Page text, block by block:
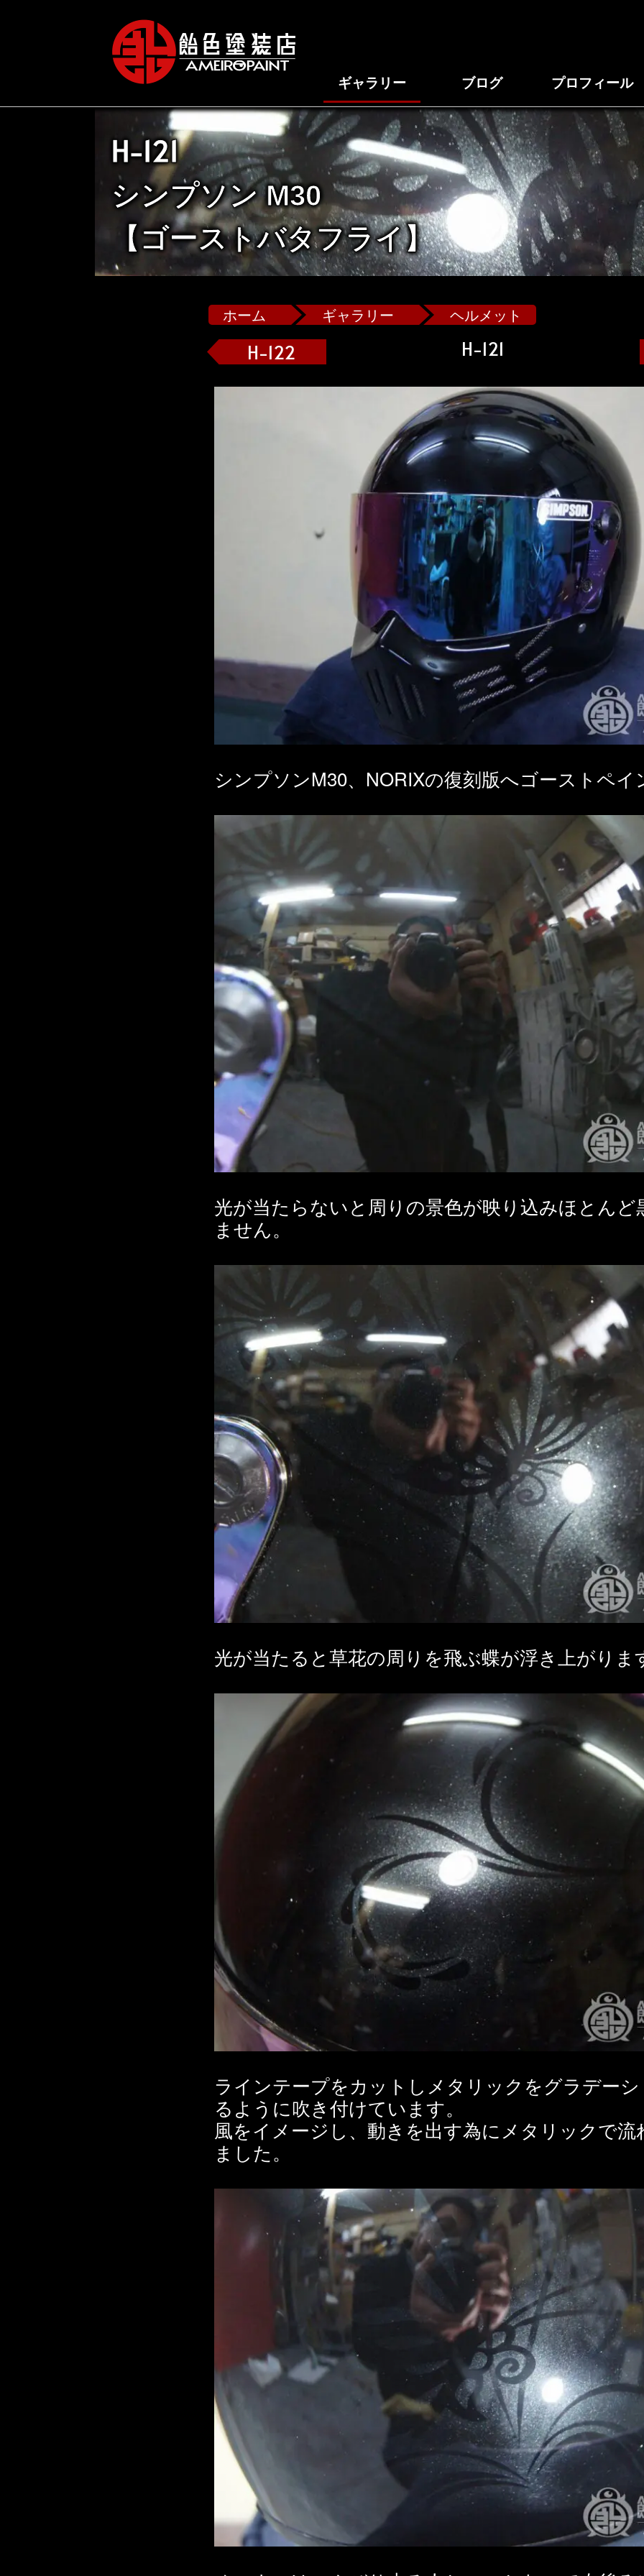
ギャラリー ブログ プロフィール
H-121
シンプソン M30
【ゴーストバタフライ】
ホーム ギャラリー ヘルメット
H-122 H-121
シンプソンM30、NORIXの復刻版へゴーストペイ
光が当たらないと周りの景色が映り込みほとんど
ません。
光が当たると草花の周りを飛ぶ蝶が浮き上がりま
ラインテープをカットしメタリックをグラデー
るように吹き付けています。
風をイメージし、動きを出す為にメタリックで
ました。